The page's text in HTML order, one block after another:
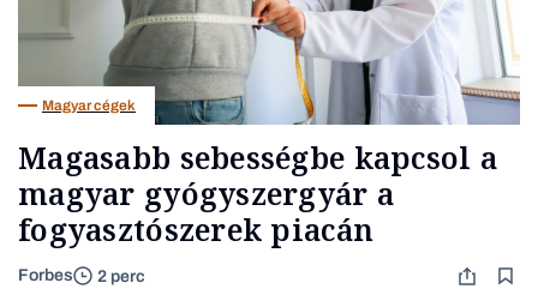
Magyar cégek
Magasabb sebességbe kapcsol a
magyar gyógyszergyár a
fogyasztószerek piacán
Forbes 2 perc